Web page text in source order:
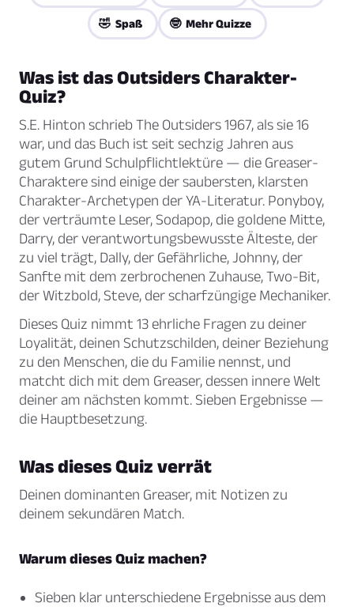
🤣 Spaß 🤓 Mehr Quizze
Was ist das Outsiders Charakter-
Quiz?
S.E. Hinton schriebThe Outsiders1967, als sie 16
war, und das Buch ist seit sechzig Jahren aus
gutem Grund Schulpflichtlektüre — die Greaser-
Charaktere sind einige der saubersten, klarsten
Charakter-Archetypen der YA-Literatur. Ponyboy,
der verträumte Leser, Sodapop, die goldene Mitte,
Darry, der verantwortungsbewusste Älteste, der
zu viel trägt, Dally, der Gefährliche, Johnny, der
Sanfte mit dem zerbrochenen Zuhause, Two-Bit,
der Witzbold, Steve, der scharfzüngige Mechaniker.
Dieses Quiz nimmt 13 ehrliche Fragen zu deiner
Loyalität, deinen Schutzschilden, deiner Beziehung
zu den Menschen, die du Familie nennst, und
matcht dich mit dem Greaser, dessen innere Welt
deiner am nächsten kommt. Sieben Ergebnisse —
die Hauptbesetzung.
Was dieses Quiz verrät
Deinen dominanten Greaser, mit Notizen zu
deinem sekundären Match.
Warum dieses Quiz machen?
Sieben klar unterschiedene Ergebnisse aus dem